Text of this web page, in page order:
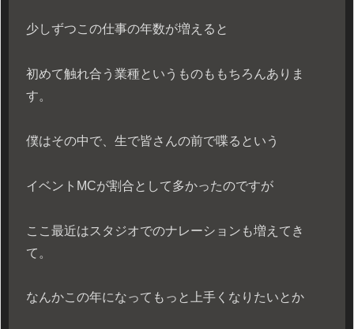
少しずつこの仕事の年数が増えると
初めて触れ合う業種というものももちろんありま
す。
僕はその中で、生で皆さんの前で喋るという
イベントMCが割合として多かったのですが
ここ最近はスタジオでのナレーションも増えてき
て。
なんかこの年になってもっと上手くなりたいとか